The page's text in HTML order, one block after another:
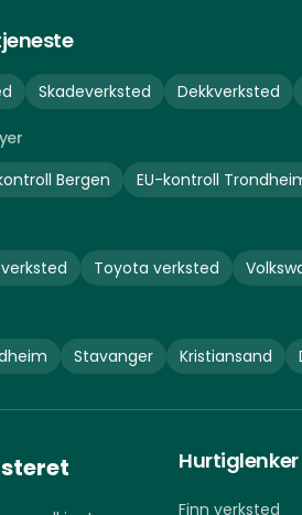
Skadeverksted Dekkverksted
Bergen EU-kontroll
verksted Toyota verksted
Stavanger Kristiansand
Hurtiglenker
Finn verksted